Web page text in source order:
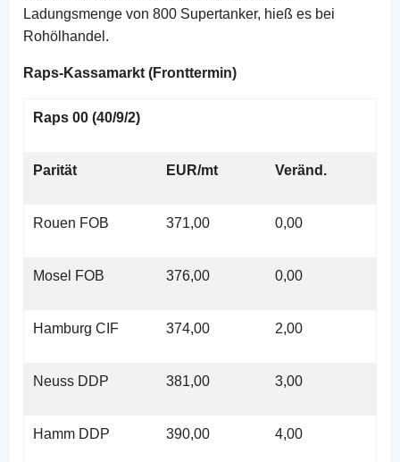
Ladungsmenge von 800 Supertanker, hieß es bei
Rohölhandel.
Raps-Kassamarkt (Fronttermin)
Raps 00 (40/9/2)
Parität EUR/mt Veränd.
Rouen FOB 371,00 0,00
Mosel FOB 376,00 0,00
Hamburg CIF 374,00 2,00
Neuss DDP 381,00 3,00
Hamm DDP 390,00 4,00